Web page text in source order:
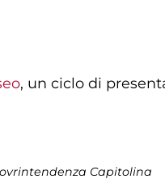
, un ciclo di
Capitolina